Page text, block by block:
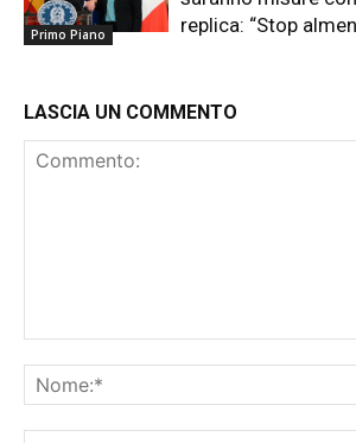
Primo Piano
replica: “Stop
LASCIA UN COMMENTO